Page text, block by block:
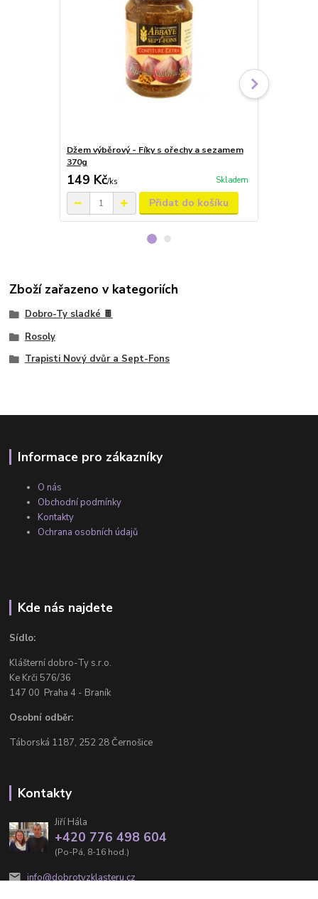
Džem výběrový - Fíky s ořechy a sezamem
370g
149 Kč/ks Skladem
Přidat do košíku
Zboží zařazeno v kategoriích
Dobro-Ty sladké 🍫
Rosoly
Trapisti Nový dvůr a Sept-Fons
Informace pro zákazníky
O nás
Obchodní podmínky
Kontakty
Ochrana osobních údajů
Kde nás najdete
Sídlo:
Klášterní dobro-Ty s.r.o.
Ke Krči 576/36
147 00 Praha 4 - Braník
Osobní odběr:
Táborská 1187, 252 28 Černošice
Kontakty
Jiří Hála
+420 776 498 604
(Po-Pá, 8-16 hod.)
info@dobrotyzklasteru.cz